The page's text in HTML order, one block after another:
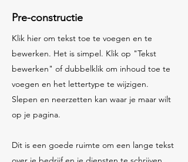
Pre-constructie
Klik hier om tekst toe te voegen en te
bewerken. Het is simpel. Klik op "Tekst
bewerken" of dubbelklik om inhoud toe te
voegen en het lettertype te wijzigen.
Slepen en neerzetten kan waar je maar wilt
op je pagina.​
Dit is een goede ruimte om een lange tekst